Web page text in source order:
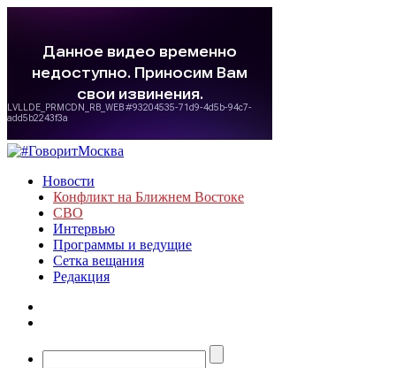
Новости
Конфликт на Ближнем Востоке
СВО
Интервью
Программы и ведущие
Сетка вещания
Редакция